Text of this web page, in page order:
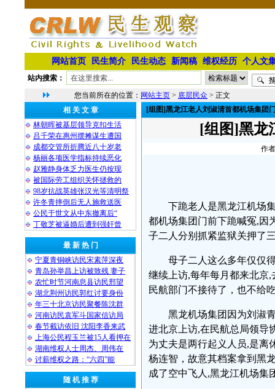
网站首页 民生简介 民生动态 新闻稿 维权经历 个人文
站内搜索：
您当前所在的位置： 网站主页 > 底层民众 > 正文
相 关 文 章
林朝晖被基层领导克扣生活
吕千荣在惠州摆摊谋生遭国
成都交管所折腾近八十岁老
杨丽各项医学指标持续恶化
赵雅静身体乏力医生仍按现
被国际劳工组织关怀拯救的
98岁抗战英雄张汉光等清明祭
许冬青摔倒后无人施救送医
公民于世文从中东撤离后“
丁敬芝被逼婚后遭到强奸曾
最 新 热 门
宁夏青铜峡访民宋素萍深夜
青岛孙举昌上访被致残 妻子
农忙时节河南息县访民邢望
湖北荆州访民郭红讨要身份
年三十北京访民聚餐陈沈群
河南访民袁军斗国家信访局
春节截访依旧 沈阳李香来武
上海公民程玉兰被15人看押在
湖南维权人士周杰、周伟在
讨薪维权之路：“六四”能
随 机 推 荐
[组图]黑龙江老人刘淑清首都机场集团
[组图]黑龙
作
下跪老人是黑龙江机场
都机场集团门前下跪喊冤,因
子二人分别抓紧监狱关押了
母子二人这么多年仅仅
继续上访,每年每月都来北京
民航部门不接待了，也不给
黑龙机场集团因为刘淑
进北京上访,在民航总局领导
为丈夫是两行起义人员,是离
杨连智，故意其档案拿到黑
成了空中飞人,黑龙江机场集